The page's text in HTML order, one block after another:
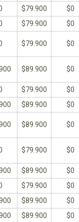
$79.900
$0
$79.900
$0
$79.900 $0
$89.900
$0
$79.900
$0
$89.900
$0
$89.900 $0
$79.900
$0
$89.900
$0
$79.900
$0
$89.900
$0
$89.900
$0